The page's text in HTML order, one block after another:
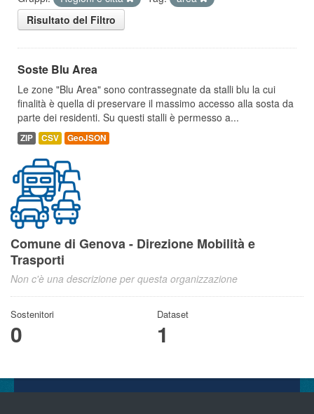
Risultato del Filtro
Soste Blu Area
Le zone "Blu Area" sono contrassegnate da stalli blu la cui
finalità è quella di preservare il massimo accesso alla sosta da
parte dei residenti. Su questi stalli è permesso a...
ZIP CSV GeoJSON
Comune di Genova - Direzione Mobilità e
Trasporti
Non c'è una descrizione per questa organizzazione
Sostenitori
0
Dataset
1